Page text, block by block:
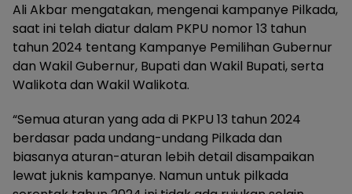
Ali Akbar mengatakan, mengenai kampanye Pilkada,
saat ini telah diatur dalam PKPU nomor 13 tahun
tahun 2024 tentang Kampanye Pemilihan Gubernur
dan Wakil Gubernur, Bupati dan Wakil Bupati, serta
Walikota dan Wakil Walikota.
“Semua aturan yang ada di PKPU 13 tahun 2024
berdasar pada undang-undang Pilkada dan
biasanya aturan-aturan lebih detail disampaikan
lewat juknis kampanye. Namun untuk pilkada